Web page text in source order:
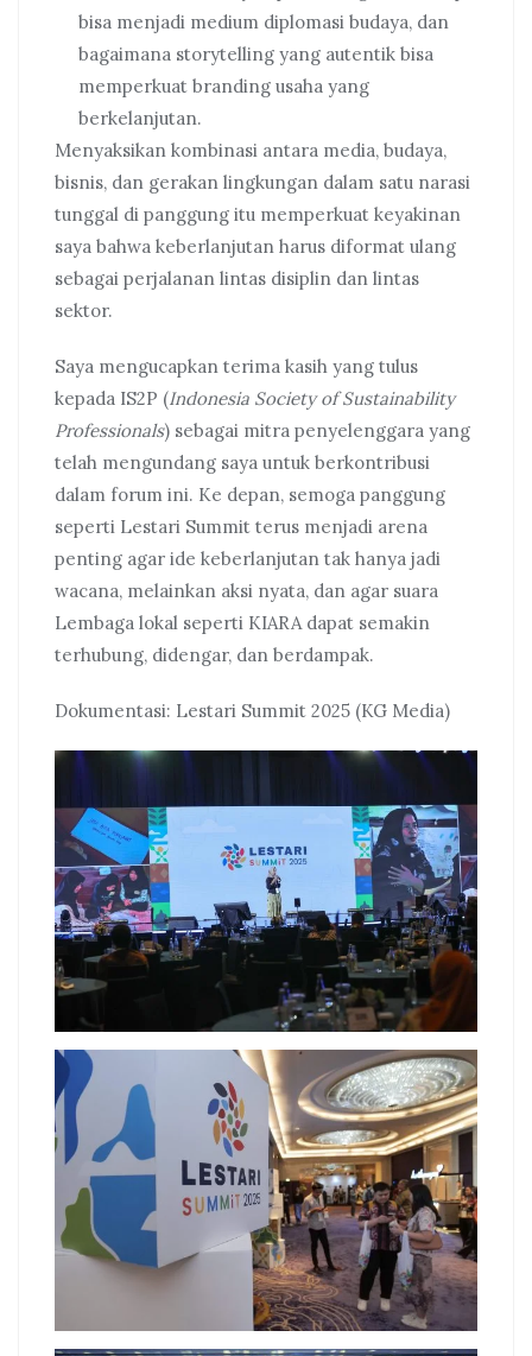
bisa menjadi medium diplomasi budaya, dan
bagaimana storytelling yang autentik bisa
memperkuat branding usaha yang
berkelanjutan.
Menyaksikan kombinasi antara media, budaya,
bisnis, dan gerakan lingkungan dalam satu narasi
tunggal di panggung itu memperkuat keyakinan
saya bahwa keberlanjutan harus diformat ulang
sebagai perjalanan lintas disiplin dan lintas
sektor.
Saya mengucapkan terima kasih yang tulus
kepada IS2P (Indonesia Society of Sustainability
Professionals) sebagai mitra penyelenggara yang
telah mengundang saya untuk berkontribusi
dalam forum ini. Ke depan, semoga panggung
seperti Lestari Summit terus menjadi arena
penting agar ide keberlanjutan tak hanya jadi
wacana, melainkan aksi nyata, dan agar suara
Lembaga lokal seperti KIARA dapat semakin
terhubung, didengar, dan berdampak.
Dokumentasi: Lestari Summit 2025 (KG Media)